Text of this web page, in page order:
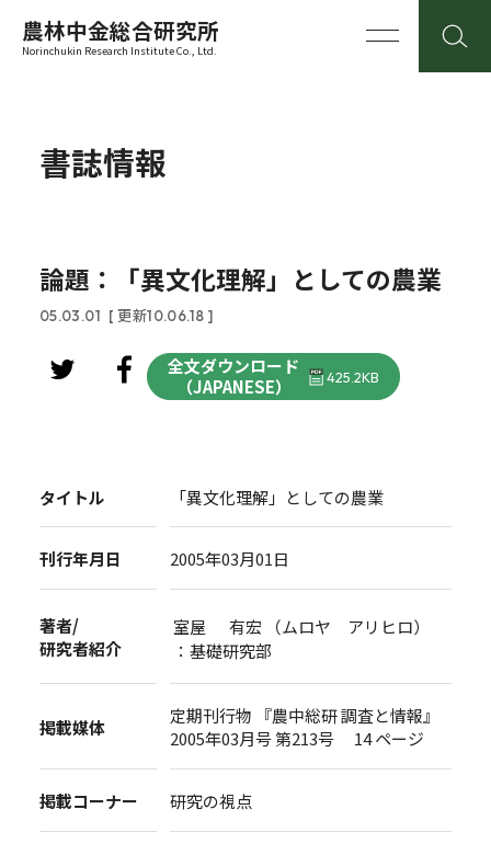
農林中金総合研究所
Norinchukin Research Institute Co., Ltd.
書誌情報
論題：「異文化理解」としての農業
05.03.01 [ 更新10.06.18 ]
全文ダウンロード
（JAPANESE）
425.2KB
タイトル 「異文化理解」としての農業
刊行年月日 2005年03月01日
著者/
研究者紹介
室屋 有宏 （ムロヤ アリヒロ）
：基礎研究部
掲載媒体
定期刊行物 『農中総研 調査と情報』
2005年03月号 第213号 14 ページ
掲載コーナー 研究の視点